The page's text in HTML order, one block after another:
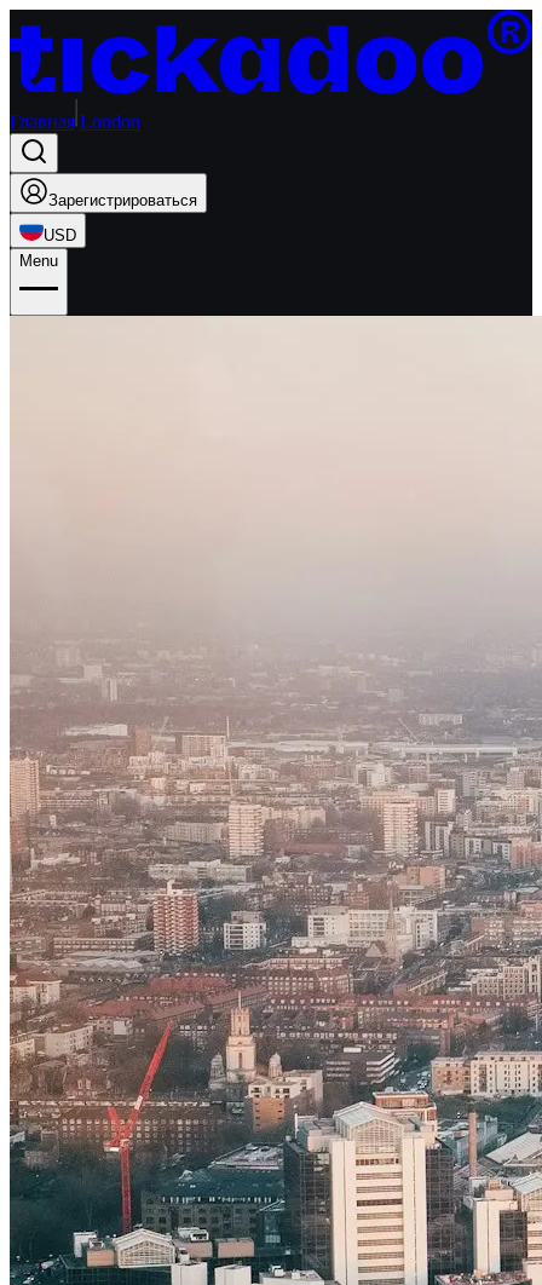
Главная London
Зарегистрироваться
USD
Menu